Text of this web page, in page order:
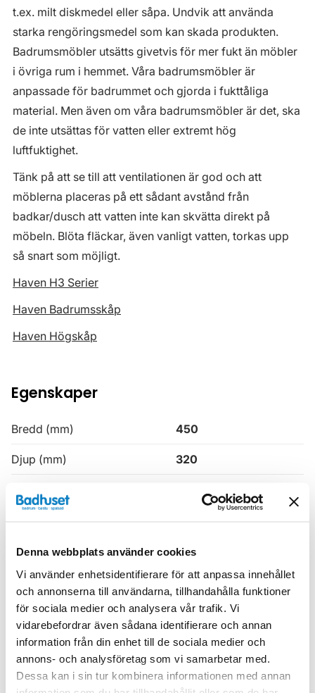
Denna webbplats använder cookies
Vi använder enhetsidentifierare för att anpassa innehållet
och annonserna till användarna, tillhandahålla funktioner
för sociala medier och analysera vår trafik. Vi
vidarebefordrar även sådana identifierare och annan
information från din enhet till de sociala medier och
annons- och analysföretag som vi samarbetar med.
Dessa kan i sin tur kombinera informationen med annan
t.ex. milt diskmedel eller såpa. Undvik att använda
starka rengöringsmedel som kan skada produkten.
Badrumsmöbler utsätts givetvis för mer fukt än möbler
i övriga rum i hemmet. Våra badrumsmöbler är
anpassade för badrummet och gjorda i fukttåliga
material. Men även om våra badrumsmöbler är det, ska
de inte utsättas för vatten eller extremt hög
luftfuktighet.
Tänk på att se till att ventilationen är god och att
möblerna placeras på ett sådant avstånd från
badkar/dusch att vatten inte kan skvätta direkt på
möbeln. Blöta fläckar, även vanligt vatten, torkas upp
så snart som möjligt.
Haven H3 Serier
Haven Badrumsskåp
Haven Högskåp
Egenskaper
Bredd (mm) 450
Djup (mm) 320
Produkttyp Högskåp
Serie H3
Varumärke Haven
SKU: hvv900637-03
MPN: 900637-03